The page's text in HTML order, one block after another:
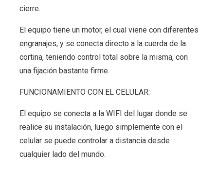
cierre.
El equipo tiene un motor, el cual viene con diferentes
engranajes, y se conecta directo a la cuerda de la
cortina, teniendo control total sobre la misma, con
una fijación bastante firme.
FUNCIONAMIENTO CON EL CELULAR:
El equipo se conecta a la WIFI del lugar donde se
realice su instalación, luego simplemente con el
celular se puede controlar a distancia desde
cualquier lado del mundo.